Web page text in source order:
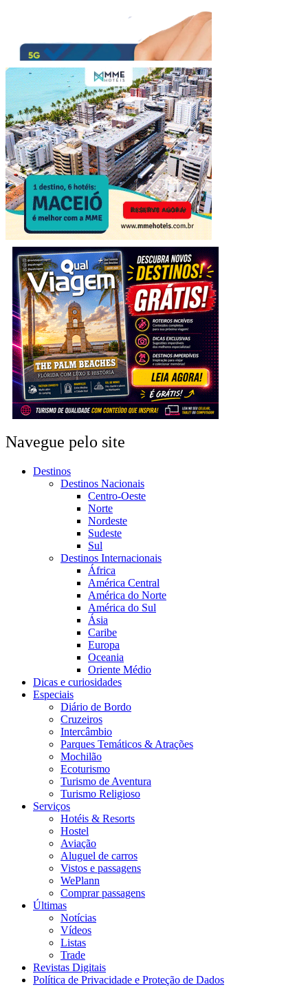
Navegue pelo site
Destinos
Destinos Nacionais
Centro-Oeste
Norte
Nordeste
Sudeste
Sul
Destinos Internacionais
África
América Central
América do Norte
América do Sul
Ásia
Caribe
Europa
Oceania
Oriente Médio
Dicas e curiosidades
Especiais
Diário de Bordo
Cruzeiros
Intercâmbio
Parques Temáticos & Atrações
Mochilão
Ecoturismo
Turismo de Aventura
Turismo Religioso
Serviços
Hotéis & Resorts
Hostel
Aviação
Aluguel de carros
Vistos e passagens
WePlann
Comprar passagens
Últimas
Notícias
Vídeos
Listas
Trade
Revistas Digitais
Política de Privacidade e Proteção de Dados